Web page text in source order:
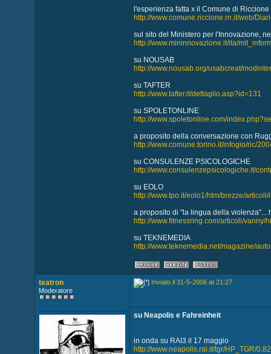
l'esperienza fatta x il Comune di
http://www.comune.riccione.rn.it/web/
sul sito del Ministero per l'Innovazione,
http://www.mininnovazione.it/ita/
su NOUSAB
http://www.nousab.org/usabcreat/
su TAFTER
http://www.tafter.it/dettaglio.asp?id=131
su SPOLETONLINE
http://www.spoletonline.com/
a proposito della conversazione con
http://www.comune.torino.it/infogio/ric/
su CONSULENZE PSICOLOGICHE
http://www.consulenzepsicologiche.it/
su EOLO
http://www.tpo.it/eolo1/htm/brezze/articoli/
a proposito di "la lingua della violenza"...
http://www.fitnessring.com/articoli/vanny/
su TEKNEMEDIA
http://www.teknemedia.net/magazine/
teatron
Moderatore
Inviato il 31-5-2006 at 21:27
su Neapolis e Fahreinheit
in onda su RAI3 il 17 maggio
http://www.neapolis.rai.it/tgr/HP_TGR/